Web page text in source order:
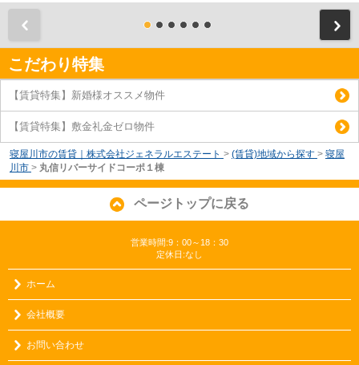
こだわり特集
【賃貸特集】新婚様オススメ物件
【賃貸特集】敷金礼金ゼロ物件
寝屋川市の賃貸｜株式会社ジェネラルエステート > (賃貸)地域から探す > 寝屋
川市 > 丸信リバーサイドコーポ１棟
ページトップに戻る
営業時間:9：00～18：30
定休日:なし
ホーム
会社概要
お問い合わせ